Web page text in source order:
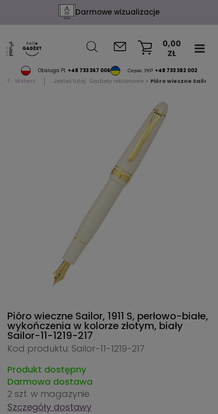
Darmowe wizualizacje
Obsługa PL +48 733 367 006 Сервіс УКР +48 733 382 002
0,00
ZŁ
Wstecz Jesteś tutaj: Gadżety reklamowe Pióro wieczne Sailor,
Pióro wieczne Sailor, 1911 S, perłowo-białe,
wykończenia w kolorze złotym, biały
Sailor-11-1219-217
Kod produktu: Sailor-11-1219-217
Produkt dostępny
Darmowa dostawa
2 szt. w magazynie
Szczegóły dostawy